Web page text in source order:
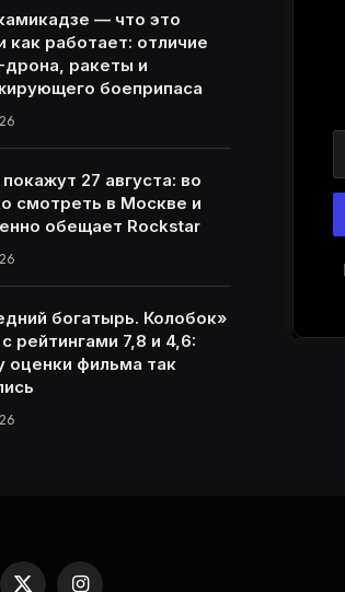
— что это
как работает: отличие
дрона, ракеты и
боеприпаса
27 августа: во
смотреть в Москве и
обещает Rockstar
богатырь. Колобок»
рейтингами 7,8 и 4,6:
оценки фильма так